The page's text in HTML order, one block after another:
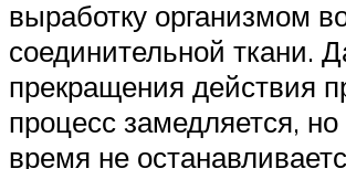
выработку организмом
соединительной ткани.
прекращения действия
процесс замедляется, но
время не